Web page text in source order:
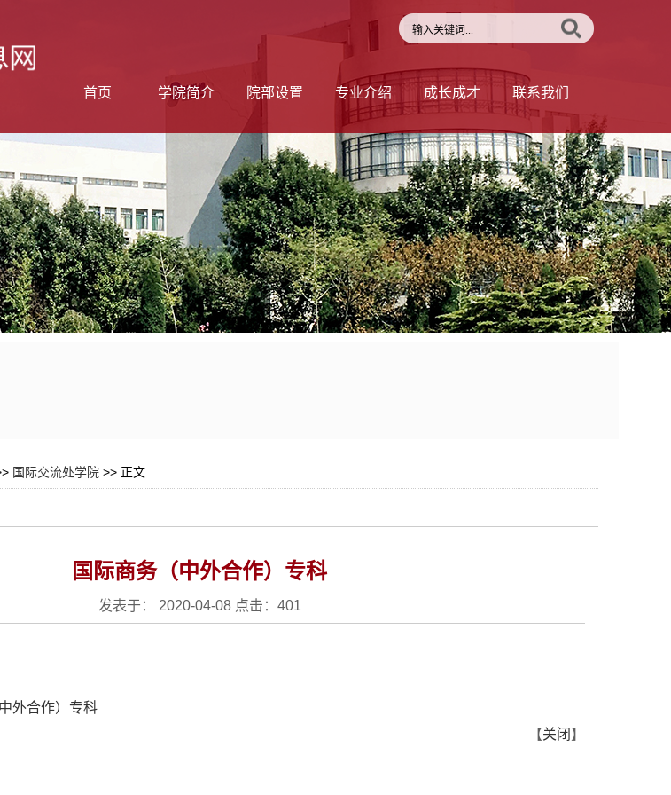
首页 学院简介 院部设置 专业介绍 成长成才 联系我们
国际交流处学院 >> 正文
国际商务（中外合作）专科
发表于： 2020-04-08 点击： 401
外合作）专科
【关闭 】